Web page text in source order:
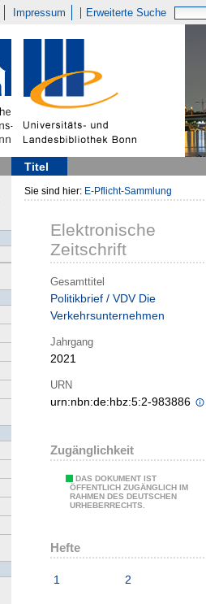
Impressum Erweiterte Suche
Titel
Sie sind hier: E-Pflicht-Sammlung
Elektronische
Zeitschrift
Gesamttitel
Politikbrief / VDV Die
Verkehrsunternehmen
Jahrgang
2021
URN
urn:nbn:de:hbz:5:2-983886
Zugänglichkeit
DAS DOKUMENT IST
ÖFFENTLICH ZUGÄNGLICH IM
RAHMEN DES DEUTSCHEN
URHEBERRECHTS.
Hefte
1 2